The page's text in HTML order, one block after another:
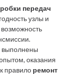
передач
узлы и
выполнены
оказания
правило ремонт